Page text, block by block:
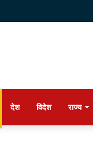
देश विदेश राज्य